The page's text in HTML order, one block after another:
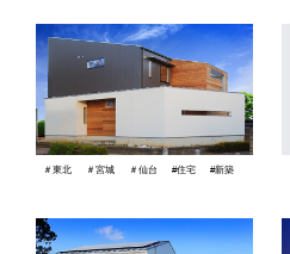
＃東北 ＃宮城 ＃仙台 #住宅 #新築